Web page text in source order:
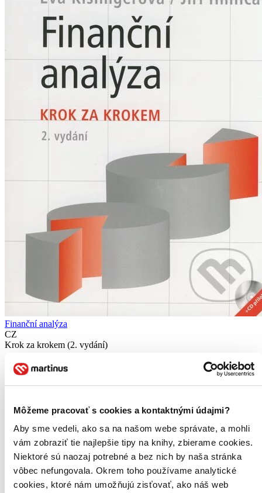
Môžeme pracovať s cookies a kontaktnými údajmi?
Aby sme vedeli, ako sa na našom webe správate, a mohli
vám zobraziť tie najlepšie tipy na knihy, zbierame cookies.
Niektoré sú naozaj potrebné a bez nich by naša stránka
vôbec nefungovala. Okrem toho používame analytické
cookies, ktoré nám umožňujú zisťovať, ako náš web
Finanční analýza
CZ
Krok za krokem (2. vydání)
Eva Kislingerová
Jiří Hnilica
krokem - jak zpracovat finanční analýzu v praxi. Na příkladu
souboru osmi energetických společností je demonstrován
"standardizovaný postup", který, bude-li v praxi realizován, ...
Čítaná
výborný stav
Túto knihu sme vykúpili cezKnihovrátok a je vo
výbornom stave.
Rozdiel medzi touto knihou a novou by ste
asi ani nespoznali. Knihu sme označili nálepkou, ktorá môže